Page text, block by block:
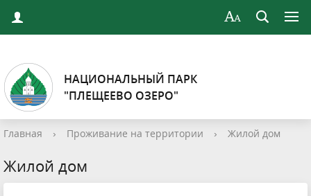
НАЦИОНАЛЬНЫЙ ПАРК
"ПЛЕЩЕЕВО ОЗЕРО"
Главная › Проживание на территории › Жилой дом
Жилой дом